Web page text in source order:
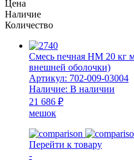
Цена
Наличие
Количество
Смесь печная НМ 20 кг
внешней оболочки)
Артикул: 702-009-03004
Наличие: В наличии
21 686 ₽
мешок
Перейти к товару
-